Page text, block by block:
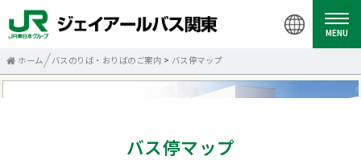
MENU
ホーム バスのりば・おりばのご案内 > バス停マップ
バス停マップ